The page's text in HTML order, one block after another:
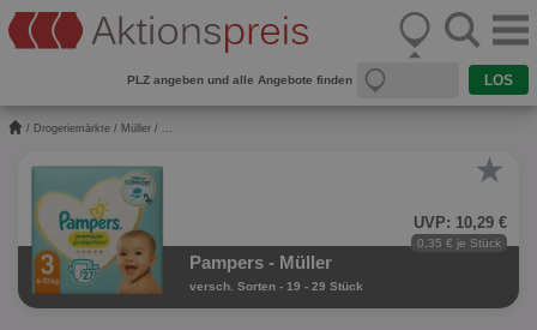
PLZ angeben und alle Angebote finden
/ Drogeriemärkte / Müller / ...
★
UVP: 10,29 €
0,35 € je Stück
Pampers - Müller
versch. Sorten - 19 - 29 Stück